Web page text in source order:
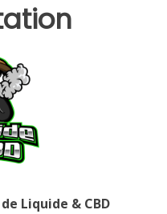
Liquide & CBD